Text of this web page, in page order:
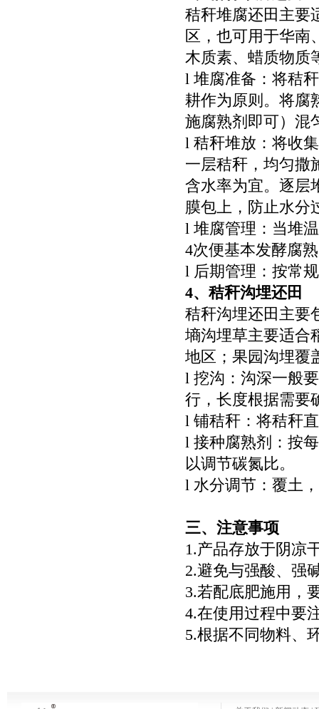
秸秆堆腐还田主要
区，也可用于华南
木质素、蜡质物质
l 堆腐准备：将秸
耕作为原则。将腐
施腐熟剂即可）混
l 秸秆堆放：将收
一层秸秆，均匀撒
含水率为宜。逐层
膜包上，防止水分
l 堆腐管理：当堆
4次便基本发酵腐
l 后期管理：按常
4、秸秆沟埋还田
秸秆沟埋还田主要
墒沟埋草主要适合
地区；果园沟埋覆
l 挖沟：沟深一般
行，长度根据需要
l 铺秸秆：将秸秆
l 接种腐熟剂：按
以调节碳氮比。
l 水分调节：覆土
三、注意事项
1.产品存放于阴凉
2.避免与强酸、强
3.若配底肥施用，
4.在使用过程中要
5.根据不同物料、